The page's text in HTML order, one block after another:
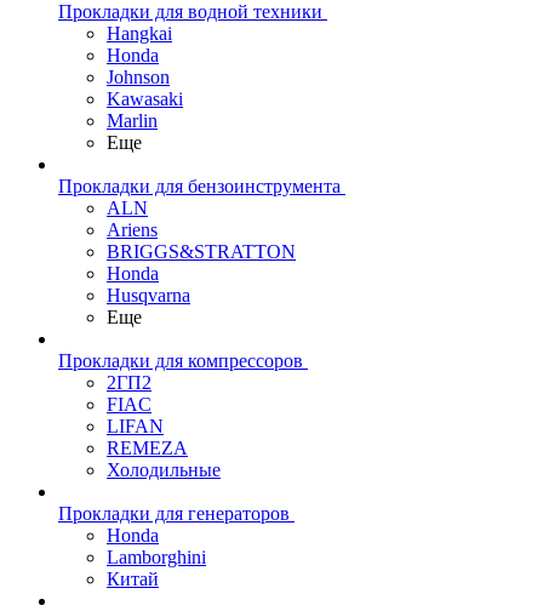
Прокладки для водной техники
Hangkai
Honda
Johnson
Kawasaki
Marlin
Еще
Прокладки для бензоинструмента
ALN
Ariens
BRIGGS&STRATTON
Honda
Husqvarna
Еще
Прокладки для компрессоров
2ГП2
FIAC
LIFAN
REMEZA
Холодильные
Прокладки для генераторов
Honda
Lamborghini
Китай